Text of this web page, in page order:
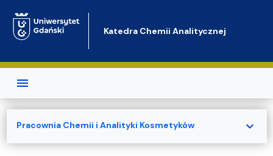
Katedra Chemii Analitycznej
Pracownia Chemii i Analityki Kosmetyków expand_more